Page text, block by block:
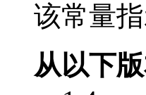
该常量
从以下